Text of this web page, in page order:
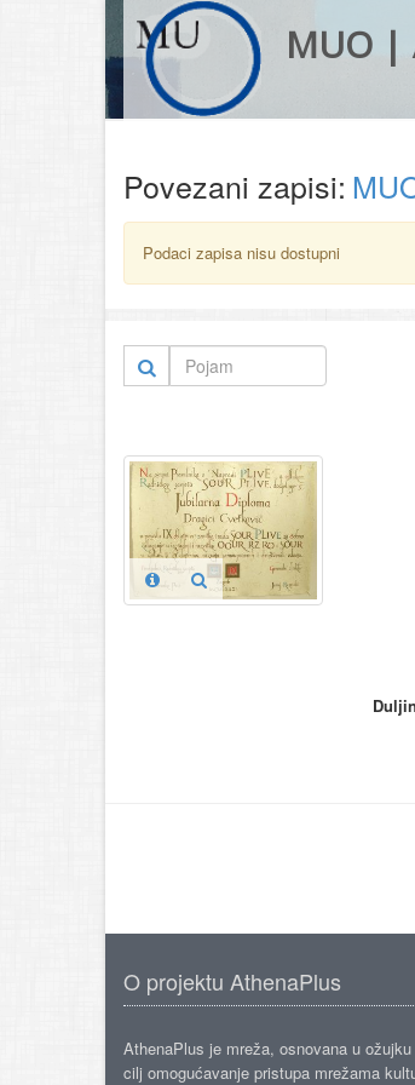
MUO |
Povezani zapisi:
Podaci zapisa nisu dostupni
O projektu AthenaPlus
AthenaPlus je mreža, osnovana u
cilj omogućavanje pristupa mrežama